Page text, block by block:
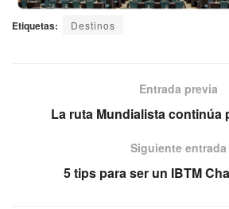
Etiquetas: Destinos
Entrada previa
La ruta Mundialista continúa
Siguiente entrada
5 tips para ser un IBTM